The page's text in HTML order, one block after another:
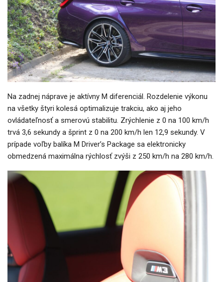
Na zadnej náprave je aktívny M diferenciál. Rozdelenie výkonu
na všetky štyri kolesá optimalizuje trakciu, ako aj jeho
ovládateľnosť a smerovú stabilitu. Zrýchlenie z 0 na 100 km/h
trvá 3,6 sekundy a šprint z 0 na 200 km/h len 12,9 sekundy. V
prípade voľby balíka M Driver’s Package sa elektronicky
obmedzená maximálna rýchlosť zvýši z 250 km/h na 280 km/h.